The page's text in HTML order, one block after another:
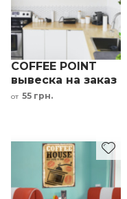
COFFEE POINT
вывеска на заказ
для кофейни
от 55 грн.